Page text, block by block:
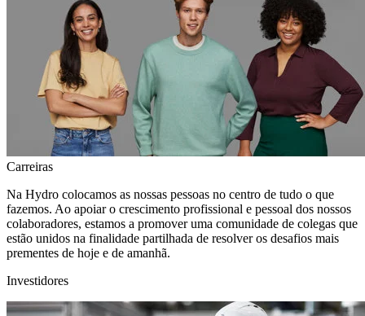
Carreiras
Na Hydro colocamos as nossas pessoas no centro de tudo o que
fazemos. Ao apoiar o crescimento profissional e pessoal dos nossos
colaboradores, estamos a promover uma comunidade de colegas que
estão unidos na finalidade partilhada de resolver os desafios mais
prementes de hoje e de amanhã.
Investidores